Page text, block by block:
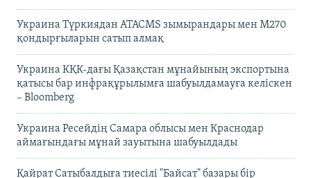
Украина Түркиядан ATACMS зымырандары мен M270
қондырғыларын сатып алмақ
Украина КҚК-дағы Қазақстан мұнайының экспортына
қатысы бар инфрақұрылымға шабуылдамауға келіскен
– Bloomberg
Украина Ресейдің Самара облысы мен Краснодар
аймағындағы мұнай зауытына шабуылдады
Қайрат Сатыбалдыға тиесілі "Байсат" базары бір